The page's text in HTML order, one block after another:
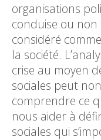
organisations
conduise ou
considéré
la société.
crise au moyen
sociales peut
comprendre ce
nous aider à
sociales qui